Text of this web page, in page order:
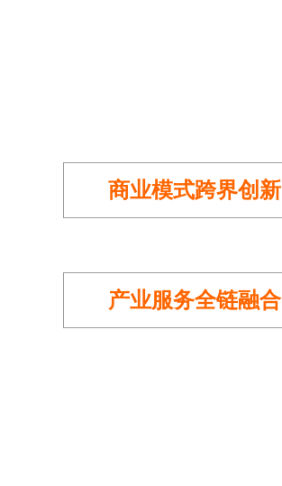
商业模式跨界创新
产业服务全链融合